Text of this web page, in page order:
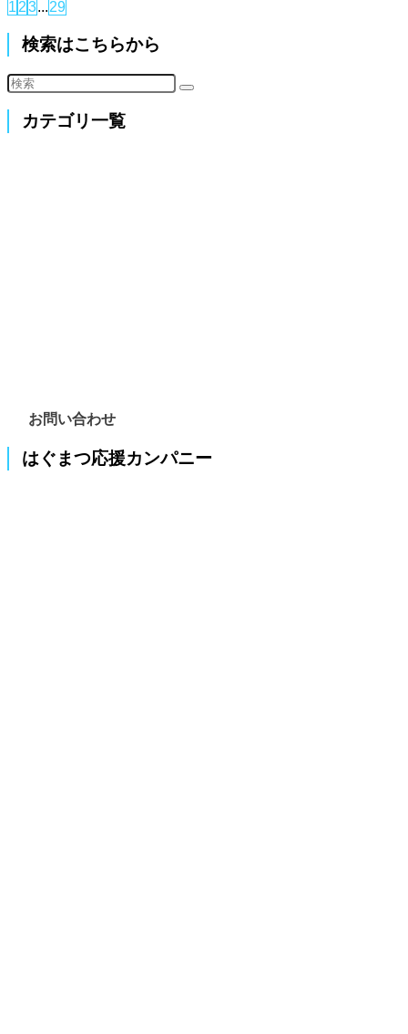
1 23...29
検索はこちらから
カテゴリ一覧
お問い合わせ
はぐまつ応援カンパニー